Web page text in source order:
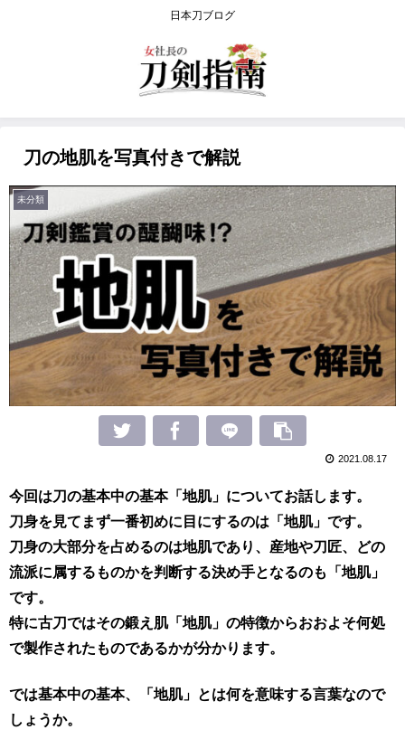
日本刀ブログ
刀の地肌を写真付きで解説
未分類
2021.08.17
今回は刀の基本中の基本「地肌」についてお話します。
刀身を見てまず一番初めに目にするのは「地肌」です。
刀身の大部分を占めるのは地肌であり、産地や刀匠、どの
流派に属するものかを判断する決め手となるのも「地肌」
です。
特に古刀ではその鍛え肌「地肌」の特徴からおおよそ何処
で製作されたものであるかが分かります。
では基本中の基本、「地肌」とは何を意味する言葉なので
しょうか。